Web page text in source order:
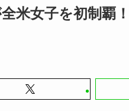
米女子を初制覇